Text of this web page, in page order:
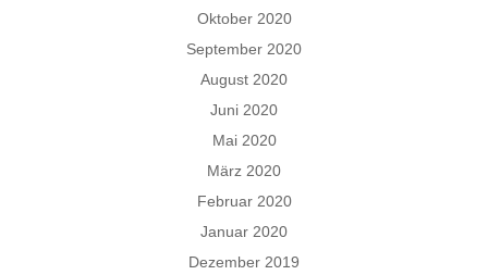
Oktober 2020
September 2020
August 2020
Juni 2020
Mai 2020
März 2020
Februar 2020
Januar 2020
Dezember 2019